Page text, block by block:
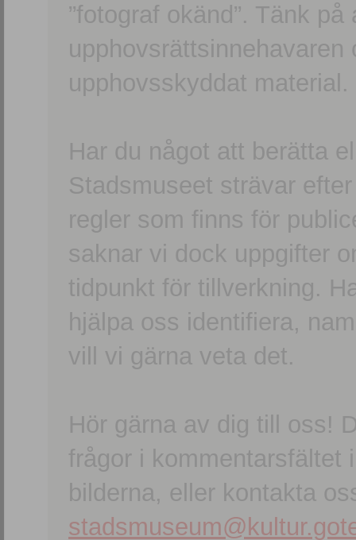
”fotograf okänd”. Tänk
upphovsskyddat material.
Har du något att berätta
Stadsmuseet strävar
regler som finns för
saknar vi dock uppgifter
tidpunkt för tillverkning.
hjälpa oss identifiera,
vill vi gärna veta det.
Hör gärna av dig till oss!
frågor i kommentarsfältet
bilderna, eller kontakta